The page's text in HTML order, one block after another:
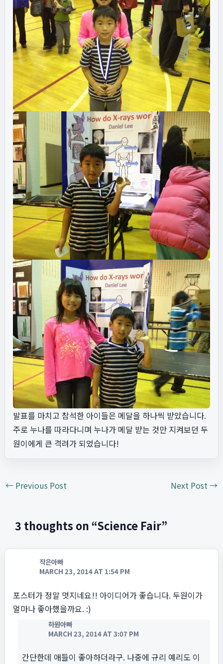
발표를 마치고 참석한 아이들은 메달을 하나씩 받았습니다.
주로 누나를 따라다니며 누나가 메달 받는 것만 지켜보던 두
원이에게 큰 격려가 되었습니다!
←Previous Post Next Post→
3 thoughts on “Science Fair”
작은아빠
MARCH 23, 2014 AT 1:54 PM
포스터가 정말 멋지네요!! 아이디어가 좋습니다. 두원이가
얼마나 좋아했을까요. :)
하원아빠
MARCH 23, 2014 AT 3:07 PM
간단한데 애들이 좋아하더라구. 나중에 규리 예리도 이